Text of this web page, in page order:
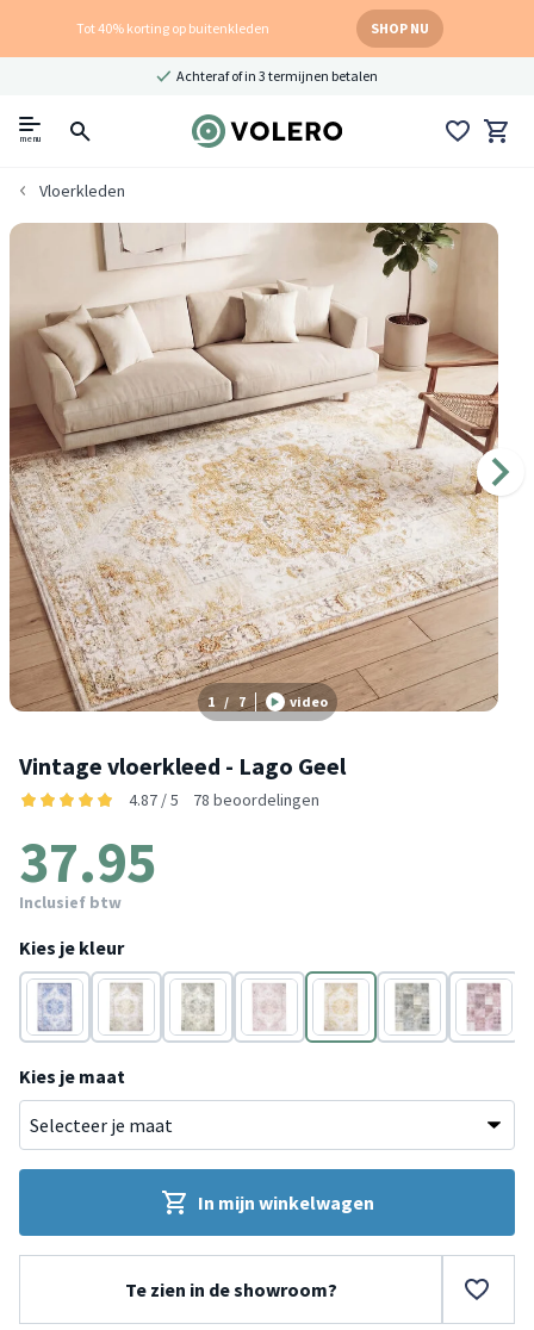
Tot 40% korting op buitenkleden SHOP NU
Achteraf of in 3 termijnen betalen
menu
Vloerkleden
1 / 7 video
Vintage vloerkleed - Lago Geel
4.87 / 5 78 beoordelingen
37.95
Inclusief btw
Kies je kleur
Blauw Groen Grijs Roze Geel Grijs
Roze
Kies je maat
In mijn winkelwagen
Te zien in de showroom?